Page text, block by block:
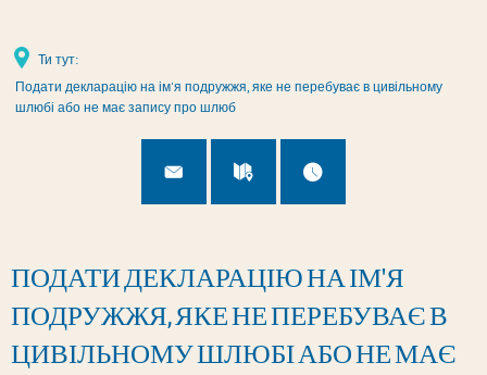
Ти тут:
Подати декларацію на ім'я подружжя, яке не перебуває в цивільному
шлюбі або не має запису про шлюб
ПОДАТИ ДЕКЛАРАЦІЮ НА ІМ'Я
ПОДРУЖЖЯ, ЯКЕ НЕ ПЕРЕБУВАЄ В
ЦИВІЛЬНОМУ ШЛЮБІ АБО НЕ МАЄ